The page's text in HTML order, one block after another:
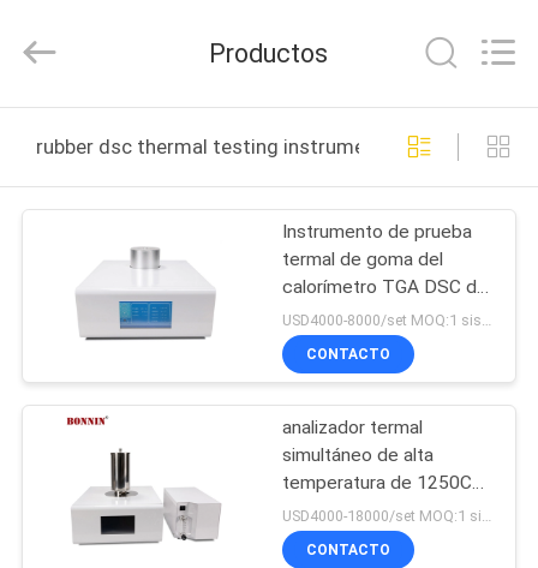
PRODUCTOS
VÍDEOS
NOSOTROS
VIAJE
Technology
Reserved.
Productos
rubber dsc thermal testing instrument fabricación en
Instrumento de prueba
termal de goma del
calorímetro TGA DSC de
la exploración diferencial
DSC-500
USD4000-8000/set MOQ:1 sistema
CONTACTO
analizador termal
simultáneo de alta
temperatura de 1250C
TGA DSC
CONTACTO